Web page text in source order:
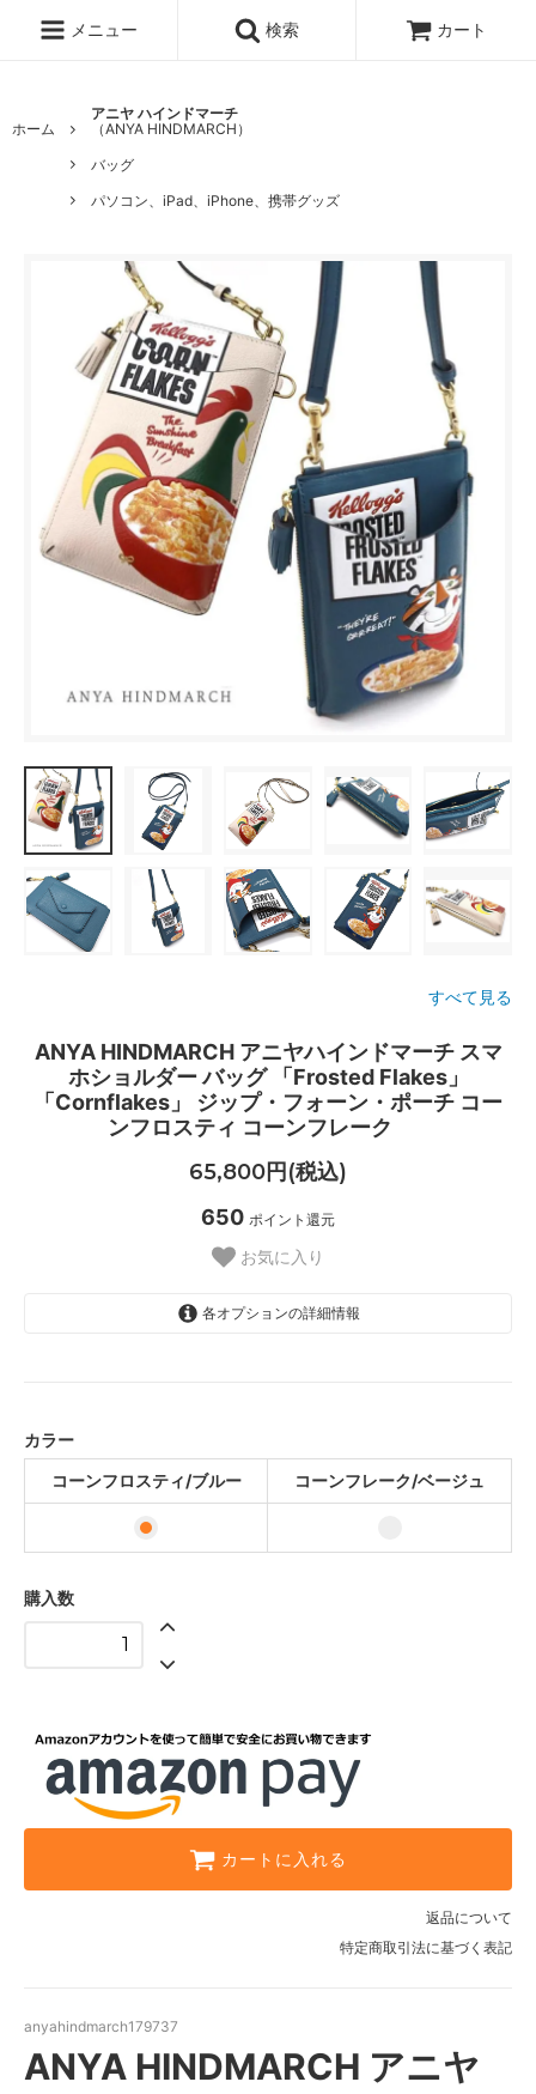
メニュー 検索 カート
ホーム
アニヤ ハインドマーチ
（ANYA HINDMARCH）
バッグ
パソコン、iPad、iPhone、携帯グッズ
すべて見る
ANYA HINDMARCH アニヤハインドマーチ スマ
ホショルダー バッグ 「Frosted Flakes」
「Cornflakes」 ジップ・フォーン・ポーチ コー
ンフロスティ コーンフレーク
65,800円(税込)
650 ポイント還元
お気に入り
各オプションの詳細情報
カラー
コーンフロスティ/ブルー
コーンフレーク/ベージュ
購入数
カートに入れる
返品について
特定商取引法に基づく表記
anyahindmarch179737
ANYA HINDMARCH アニヤ